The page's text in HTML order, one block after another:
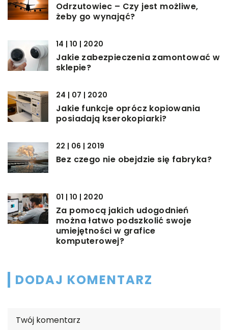
Odrzutowiec – Czy jest możliwe,
żeby go wynająć?
14 | 10 | 2020
Jakie zabezpieczenia zamontować w
sklepie?
24 | 07 | 2020
Jakie funkcje oprócz kopiowania
posiadają kserokopiarki?
22 | 06 | 2019
Bez czego nie obejdzie się fabryka?
01 | 10 | 2020
Za pomocą jakich udogodnień
można łatwo podszkolić swoje
umiejętności w grafice
komputerowej?
DODAJ KOMENTARZ